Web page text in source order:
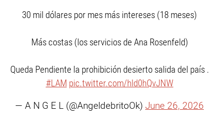
30 mil dólares por mes más intereses (18 meses)
Más costas (los servicios de Ana Rosenfeld)
Queda Pendiente la prohibición desierto salida del país .
#LAM pic.twitter.com/hld0hQvJNW
— A N G E L (@AngeldebritoOk) June 26, 2026